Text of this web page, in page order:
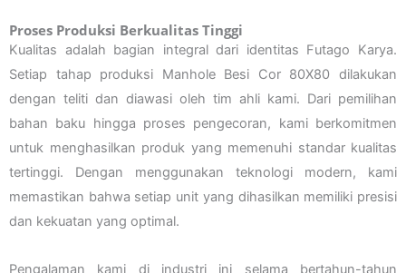
Proses Produksi Berkualitas Tinggi
Kualitas adalah bagian integral dari identitas Futago Karya.
Setiap tahap produksi Manhole Besi Cor 80X80 dilakukan
dengan teliti dan diawasi oleh tim ahli kami. Dari pemilihan
bahan baku hingga proses pengecoran, kami berkomitmen
untuk menghasilkan produk yang memenuhi standar kualitas
tertinggi. Dengan menggunakan teknologi modern, kami
memastikan bahwa setiap unit yang dihasilkan memiliki presisi
dan kekuatan yang optimal.
Pengalaman kami di industri ini selama bertahun-tahun